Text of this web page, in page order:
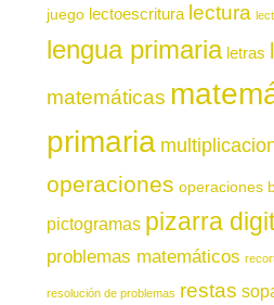
juego lectoescritura lectura
lengua primaria letras
matemáticas
primaria
operaciones operaciones
pictogramas pizarra
problemas matemáticos
resolución de problemas restas